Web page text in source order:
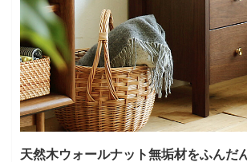
天然木ウォールナット無垢材をふんだ